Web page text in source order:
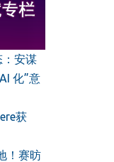
：安谋
化”意
获
！赛昉